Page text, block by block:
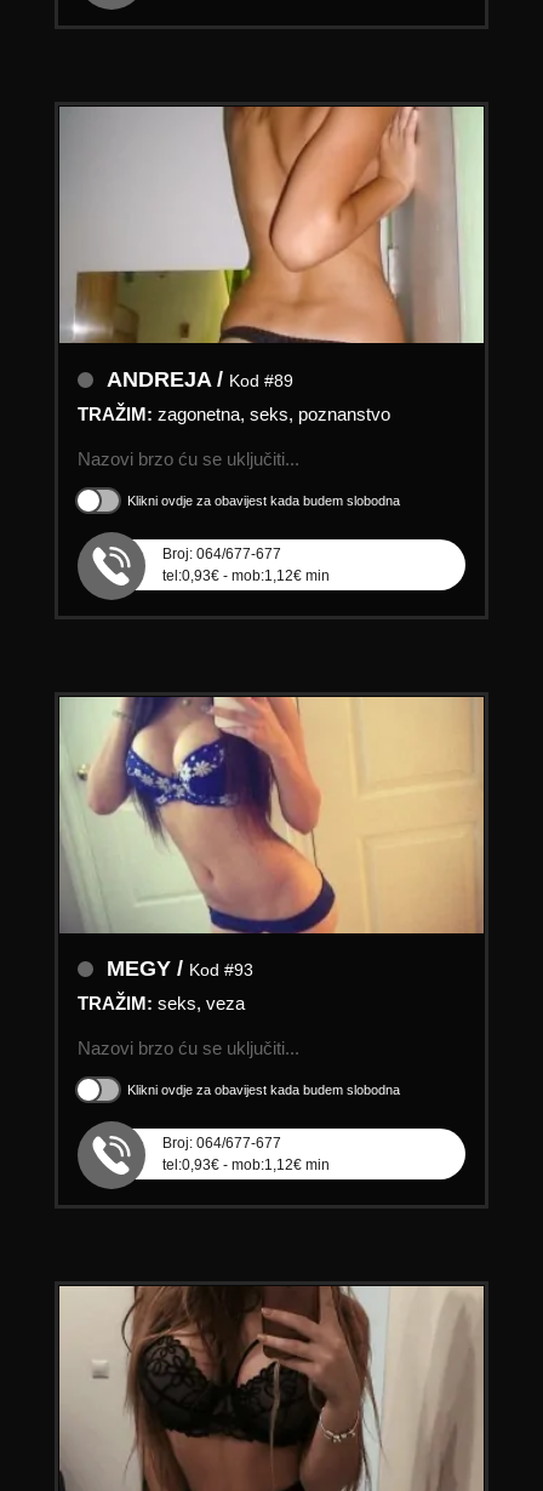
ANDREJA / Kod #89
TRAŽIM: zagonetna, seks, poznanstvo
Nazovi brzo ću se uključiti...
Klikni ovdje za obavijest kada budem slobodna
Broj: 064/677-677
tel:0,93€ - mob:1,12€ min
MEGY / Kod #93
TRAŽIM: seks, veza
Nazovi brzo ću se uključiti...
Klikni ovdje za obavijest kada budem slobodna
Broj: 064/677-677
tel:0,93€ - mob:1,12€ min